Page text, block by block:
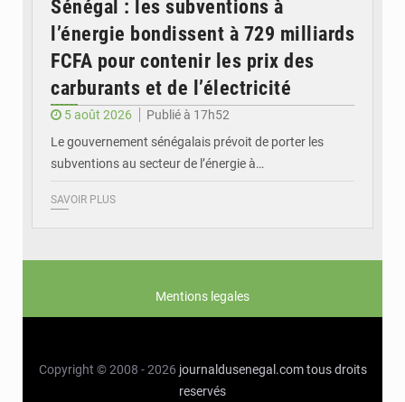
Sénégal : les subventions à
l’énergie bondissent à 729 milliards
FCFA pour contenir les prix des
carburants et de l’électricité
5 août 2026
Publié à 17h52
Le gouvernement sénégalais prévoit de porter les
subventions au secteur de l’énergie à…
SAVOIR PLUS
Mentions legales
Copyright © 2008 - 2026 journaldusenegal.com tous droits
reservés